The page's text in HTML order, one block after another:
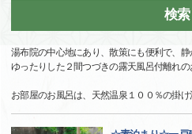
検索
湯布院の中心地にあり、散策にも便利で、静
ゆったりした２間つづきの露天風呂付離れの
お部屋のお風呂は、天然温泉１００％の掛け